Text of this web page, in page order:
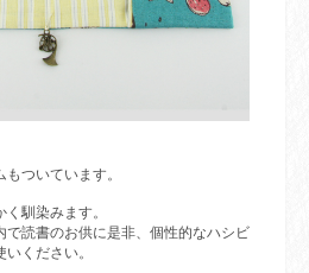
ついています。
馴染みます。
で読書のお供に是非、個性的なハシビ
ください。